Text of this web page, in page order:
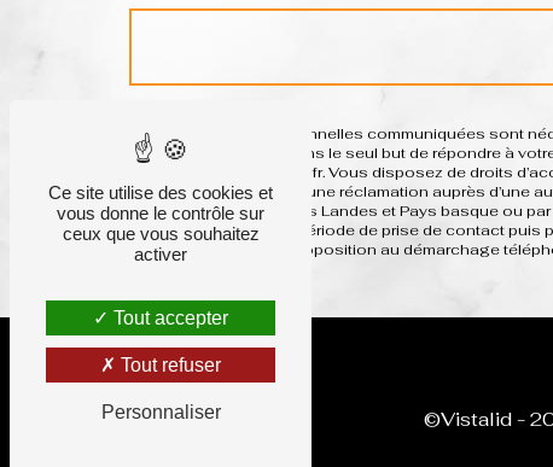
** Les données personnelles communiquées sont
ses sous-traitants dans le seul but de répondre à
basque system-h@sfr.fr. Vous disposez de droits
et du droit d’introduire une réclamation auprès d’une
postale à l'adresse Les Landes et Pays basque ou
données pendant la période de prise de contact puis
inscrire sur la liste d'opposition au démarchage
©Vistalid-
Ce site utilise des cookies et
vous donne le contrôle sur
ceux que vous souhaitez
activer
Tout accepter
Tout refuser
Personnaliser